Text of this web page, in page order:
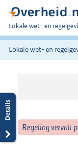
U
bent
hier:
Lokale wet- en
Lokale wet- en
Regeling vervalt